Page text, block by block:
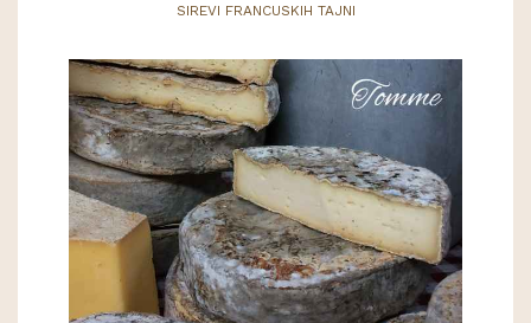
SIREVI FRANCUSKIH TAJNI